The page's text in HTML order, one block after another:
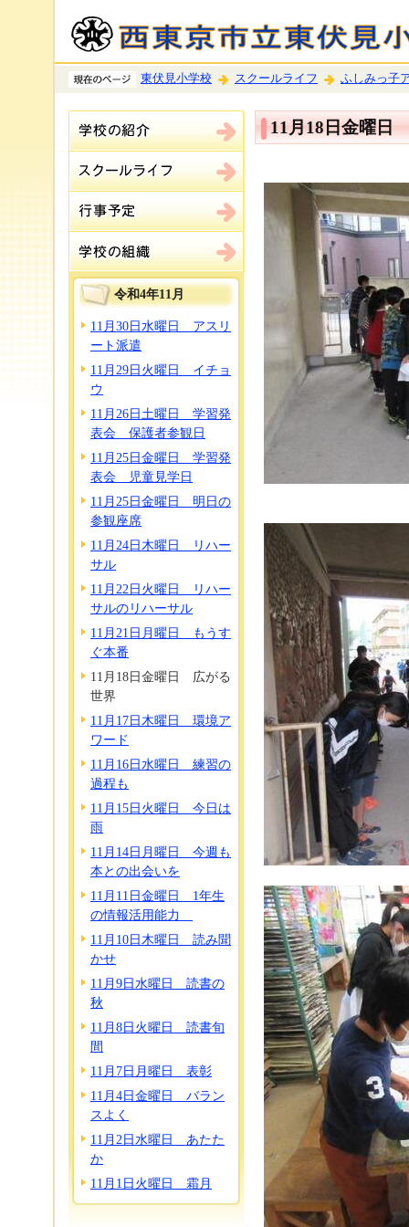
東伏見小学校 スクールライフ ふしみっ子
令和4年11月
11月30日水曜日 アスリ
ート派遣
11月29日火曜日 イチョ
ウ
11月26日土曜日 学習発
表会 保護者参観日
11月25日金曜日 学習発
表会 児童見学日
11月25日金曜日 明日の
参観座席
11月24日木曜日 リハー
サル
11月22日火曜日 リハー
サルのリハーサル
11月21日月曜日 もうす
ぐ本番
11月18日金曜日 広がる
世界
11月17日木曜日 環境ア
ワード
11月16日水曜日 練習の
過程も
11月15日火曜日 今日は
雨
11月14日月曜日 今週も
本との出会いを
11月11日金曜日 1年生
の情報活用能力
11月10日木曜日 読み聞
かせ
11月9日水曜日 読書の
秋
11月8日火曜日 読書旬
間
11月7日月曜日 表彰
11月4日金曜日 バラン
スよく
11月2日水曜日 あたた
か
11月1日火曜日 霜月
11月18日金曜日